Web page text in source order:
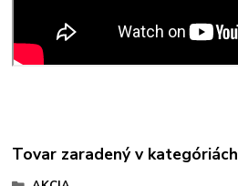
Tovar zaradený v kategóriách